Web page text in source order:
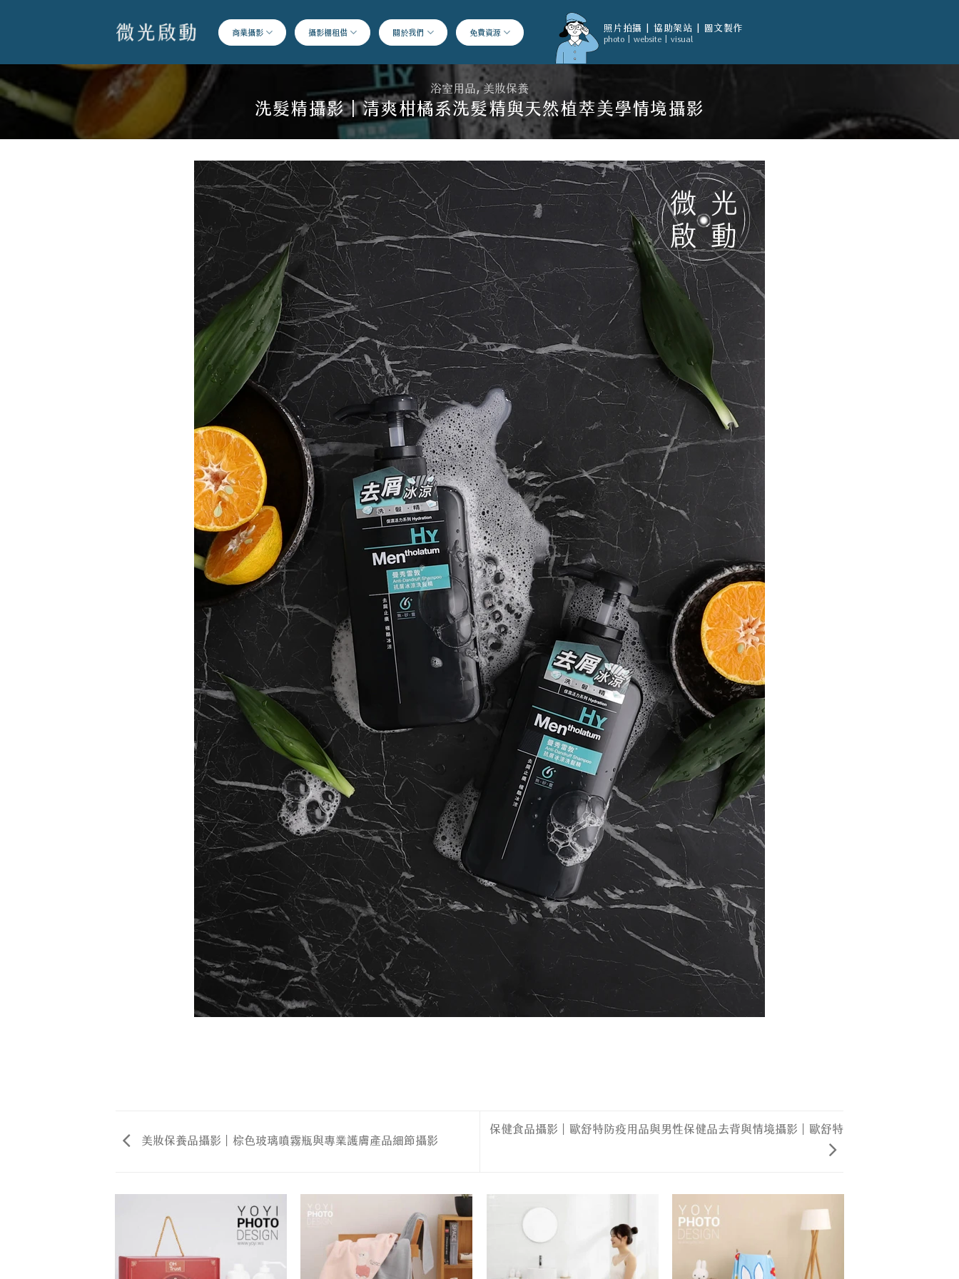
容
商業攝影 攝影棚租借 關於我們 免費資源 照片拍攝 | 協助架站 | 圖文製作
photo | website | visual
浴室用品,美妝保養
洗髮精攝影｜清爽柑橘系洗髮精與天然植萃美學情境攝影
美妝保養品攝影｜棕色玻璃噴霧瓶與專業護膚產品細節攝影
保健食品攝影｜歐舒特防疫用品與男性保健品去背與情境攝影｜歐舒特